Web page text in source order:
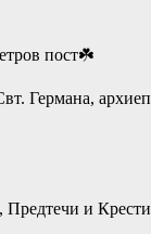
пост☘️
Германа, архиеп.
и